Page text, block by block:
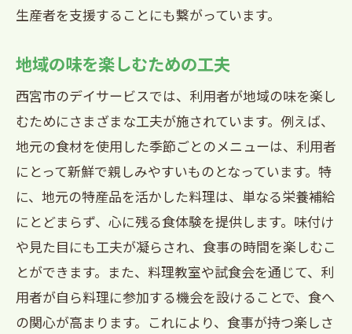
生産者を支援することにも繋がっています。
地域の味を楽しむための工夫
西宮市のデイサービスでは、利用者が地域の味を楽し
むためにさまざまな工夫が施されています。例えば、
地元の食材を使用した季節ごとのメニューは、利用者
にとって新鮮で親しみやすいものとなっています。特
に、地元の特産品を活かした料理は、単なる栄養補給
にとどまらず、心に残る食体験を提供します。味付け
や見た目にも工夫が凝らされ、食事の時間を楽しむこ
とができます。また、料理教室や試食会を通じて、利
用者が自ら料理に参加する機会を設けることで、食へ
の関心が高まります。これにより、食事が持つ楽しさ